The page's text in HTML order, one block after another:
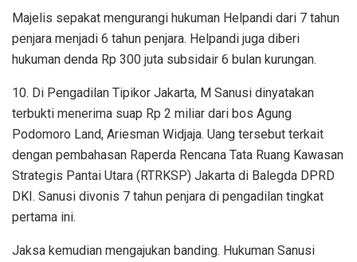
Majelis sepakat mengurangi hukuman Helpandi dari 7 tahun
penjara menjadi 6 tahun penjara. Helpandi juga diberi
hukuman denda Rp 300 juta subsidair 6 bulan kurungan.
10. Di Pengadilan Tipikor Jakarta, M Sanusi dinyatakan
terbukti menerima suap Rp 2 miliar dari bos Agung
Podomoro Land, Ariesman Widjaja. Uang tersebut terkait
dengan pembahasan Raperda Rencana Tata Ruang Kawasan
Strategis Pantai Utara (RTRKSP) Jakarta di Balegda DPRD
DKI. Sanusi divonis 7 tahun penjara di pengadilan tingkat
pertama ini.
Jaksa kemudian mengajukan banding. Hukuman Sanusi